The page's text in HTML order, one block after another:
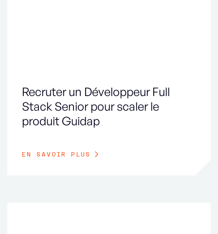
Recruter un Développeur Full
Stack Senior pour scaler le
produit Guidap
EN SAVOIR PLUS